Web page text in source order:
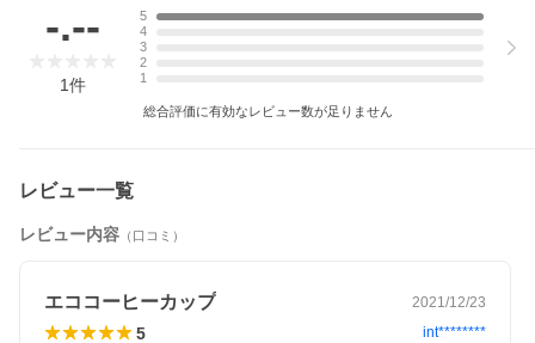
お気に入りのマイカップを。
毎年、1000億ものコーヒーカップがごみとして捨てられています。
-.--
1件
5
4
3
2
1
総合評価に有効なレビュー数が足りません
レビュー一覧
レビュー内容 （口コミ）
エココーヒーカップ 2021/12/23
5 int********